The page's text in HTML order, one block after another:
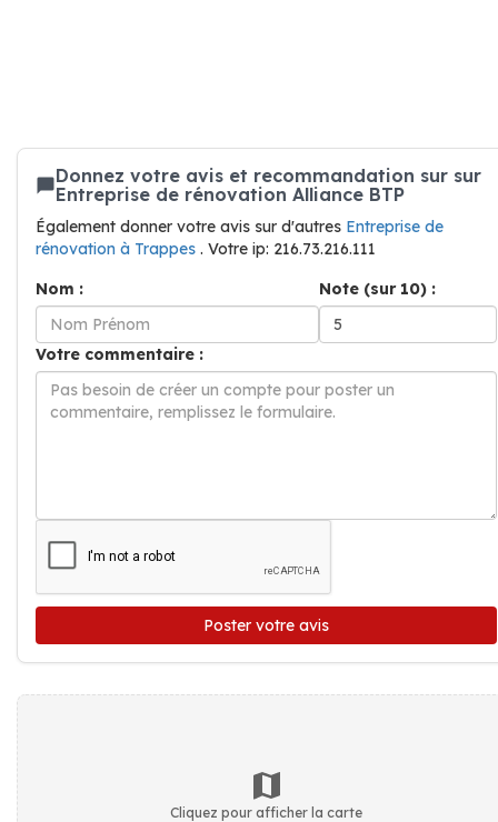
Donnez votre avis et recommandation sur sur
Entreprise de rénovation Alliance BTP
Également donner votre avis sur d'autres Entreprise de
rénovation à Trappes . Votre ip: 216.73.216.111
Nom :
Note (sur 10) :
Votre commentaire :
Poster votre avis
Cliquez pour afficher la carte